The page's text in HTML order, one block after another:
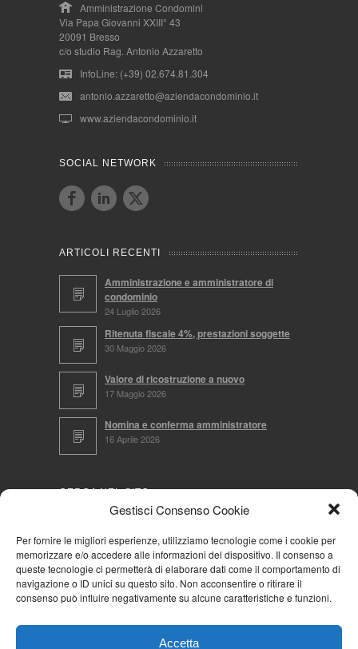
Gestisci Consenso Cookie
Per fornire le migliori esperienze, utilizziamo tecnologie come i cookie per
memorizzare e/o accedere alle informazioni del dispositivo. Il consenso a
queste tecnologie ci permetterà di elaborare dati come il comportamento di
navigazione o ID unici su questo sito. Non acconsentire o ritirare il
consenso può influire negativamente su alcune caratteristiche e funzioni.
Accetta
Amministrazione Condomini
Via Papa Giovanni XXIII° 43
20091 Bresso
c/o studio Rag. Antonio Azzaretto
InfoLine: (+39) 02.674.81.304
antonio.azzaretto@aziendacondominio.it
www.aziendacondominio.it
SOCIAL NETWORK
ARTICOLI RECENTI
Amministrazione e amministratore di
condominio
24 Luglio 2026
Ritenuta fiscale 4%, prestazioni soggette
30 Maggio 2026
Valore di ricostruzione a nuovo
17 Maggio 2026
Nomina e conferma amministratore
16 Aprile 2026
CERCA NEL SITO
NAVIGA PER
Mappa completa
Cookie Policy (UE)